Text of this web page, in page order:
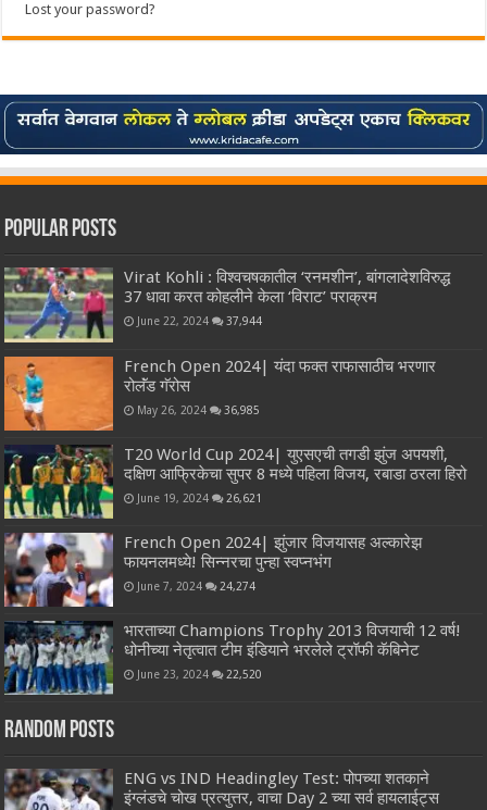
Lost your password?
Popular Posts
Virat Kohli : विश्वचषकातील ‘रनमशीन’, बांगलादेशविरुद्ध
37 धावा करत कोहलीने केला ‘विराट’ पराक्रम
June 22, 2024 37,944
French Open 2024| यंदा फक्त राफासाठीच भरणार
रोलॅंड गॅरोस
May 26, 2024 36,985
T20 World Cup 2024| युएसएची तगडी झुंज अपयशी,
दक्षिण आफ्रिकेचा सुपर 8 मध्ये पहिला विजय, रबाडा ठरला हिरो
June 19, 2024 26,621
French Open 2024| झुंजार विजयासह अल्कारेझ
फायनलमध्ये! सिन्नरचा पुन्हा स्वप्नभंग
June 7, 2024 24,274
भारताच्या Champions Trophy 2013 विजयाची 12 वर्ष!
धोनीच्या नेतृत्वात टीम इंडियाने भरलेले ट्रॉफी कॅबिनेट
June 23, 2024 22,520
Random Posts
ENG vs IND Headingley Test: पोपच्या शतकाने
इंग्लंडचे चोख प्रत्युत्तर, वाचा Day 2 च्या सर्व हायलाईट्स